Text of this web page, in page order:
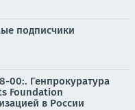
подписчики
Генпрокуратура
Foundation
в России